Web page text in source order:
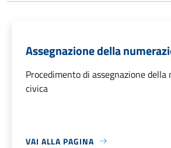
Assegnazione della
Procedimento di assegnazione della
civica
VAI ALLA PAGINA